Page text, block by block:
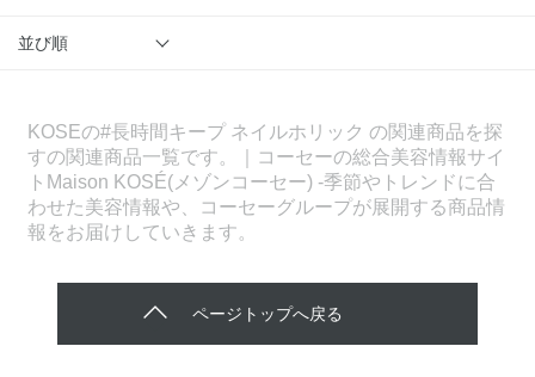
並び順
KOSEの#長時間キープ ネイルホリック の関連商品を探
すの関連商品一覧です。｜コーセーの総合美容情報サイ
トMaison KOSÉ(メゾンコーセー) -季節やトレンドに合
わせた美容情報や、コーセーグループが展開する商品情
報をお届けしていきます。
ページトップへ戻る